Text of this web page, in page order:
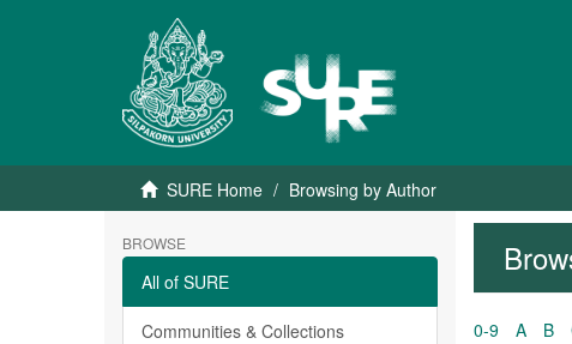
SURE Home Browsing by Author
BROWSE
All of SURE
Communities & Collections 0-9 A B